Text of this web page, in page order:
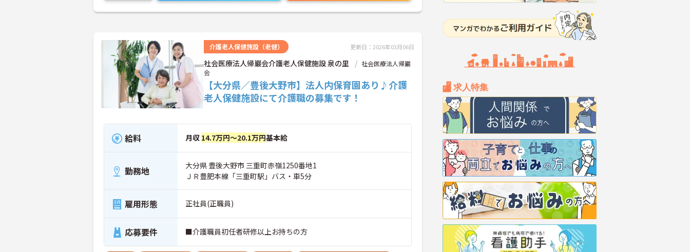
求人特集
介護老人保健施設（老健） 更新日：2026年03月06日
社会医療法人帰巖会介護老人保健施設 泉の里
社会医療法人帰巖
会
【大分県／豊後大野市】法人内保育園あり♪介護
老人保健施設にて介護職の募集です！
給料 月収 14.7万円～20.1万円基本給
勤務地
大分県 豊後大野市 三重町赤嶺1250番地1
ＪＲ豊肥本線「三重町駅」バス・車5分
雇用形態 正社員(正職員)
応募要件 ■介護職員初任者研修以上お持ちの方